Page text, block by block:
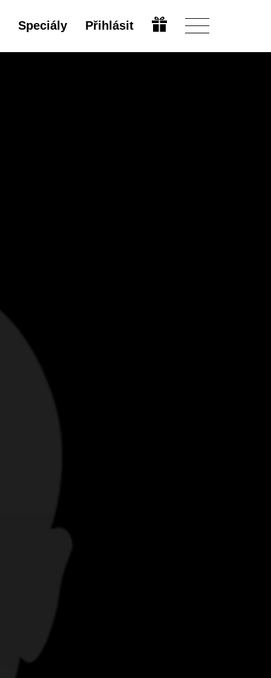
Speciály Přihlásit